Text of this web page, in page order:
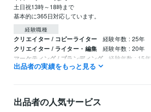
土日祝13時～18時まで
基本的に365日対応しています。
経験職種
クリエイター / コピーライター 経験年数 : 25年
クリエイター / ライター・編集 経験年数 : 20年
マーケティング / ブランディング 経験年数 : 15年
コンサルタント / 業務プロセスコンサルタント
10年
受賞歴
出品者の実績をもっと見る
出品者の人気サービス